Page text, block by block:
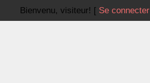
Bienvenu, visiteur! [ Se connecter